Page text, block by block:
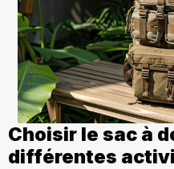
Choisir le sac à
différentes